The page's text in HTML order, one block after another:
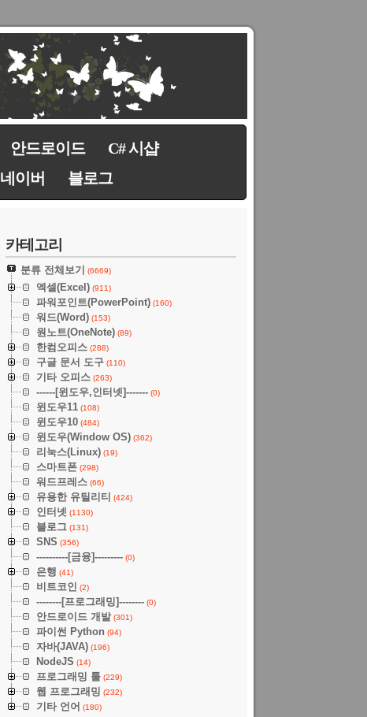
안드로이드
C# 시샵
네이버 블로그
카테고리
분류 전체보기 (6669)
엑셀(Excel) (911)
파워포인트(PowerPoint) (160)
워드(Word) (153)
원노트(OneNote) (89)
한컴오피스 (288)
구글 문서 도구 (110)
기타 오피스 (263)
------[윈도우,인터넷]------- (0)
윈도우11 (108)
윈도우10 (484)
윈도우(Window OS) (362)
리눅스(Linux) (19)
스마트폰 (298)
워드프레스 (66)
유용한 유틸리티 (424)
인터넷 (1130)
블로그 (131)
SNS (356)
----------[금융]--------- (0)
은행 (41)
비트코인 (2)
--------[프로그래밍]-------- (0)
안드로이드 개발(301)
파이썬 Python (94)
자바(JAVA) (196)
NodeJS (14)
프로그래밍 툴 (229)
웹 프로그래밍 (232)
기타 언어 (180)